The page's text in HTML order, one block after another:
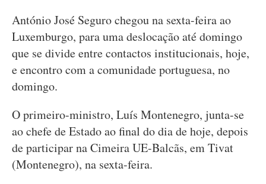
António José Seguro chegou na sexta-feira ao
Luxemburgo, para uma deslocação até domingo
que se divide entre contactos institucionais, hoje,
e encontro com a comunidade portuguesa, no
domingo.
O primeiro-ministro, Luís Montenegro, junta-se
ao chefe de Estado ao final do dia de hoje, depois
de participar na Cimeira UE-Balcãs, em Tivat
(Montenegro), na sexta-feira.